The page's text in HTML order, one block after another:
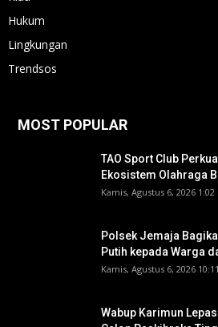
Hukum
Lingkungan
Trendsos
MOST POPULAR
TAO Sport Club
Ekosistem Olahraga
Kamis, Agustus 6, 2026 1:02
Polsek Jemaja
Putih kepada Warga
Kamis, Agustus 6, 2026
Wabup Karimun